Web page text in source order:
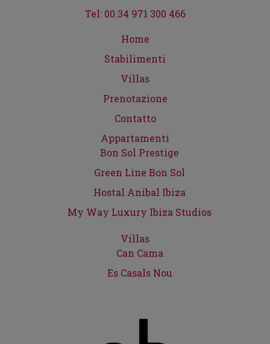
Tel: 00.34 971 300 466
Home
Stabilimenti
Villas
Prenotazione
Contatto
Appartamenti
Bon Sol Prestige
Green Line Bon Sol
Hostal Anibal Ibiza
My Way Luxury Ibiza Studios
Villas
Can Cama
Es Casals Nou